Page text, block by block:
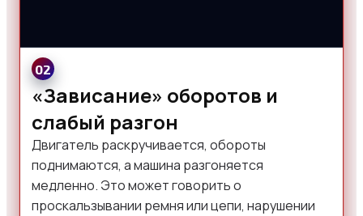
02
«Зависание» оборотов и
слабый разгон
Двигатель раскручивается, обороты
поднимаются, а машина разгоняется
медленно. Это может говорить о
проскальзывании ремня или цепи, нарушении